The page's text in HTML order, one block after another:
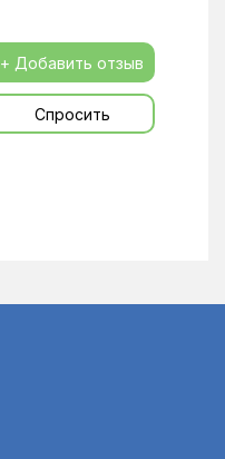
+ Добавить отзыв
Спросить